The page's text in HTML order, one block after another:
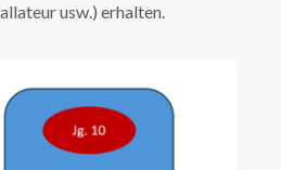
usw.) erhalten.